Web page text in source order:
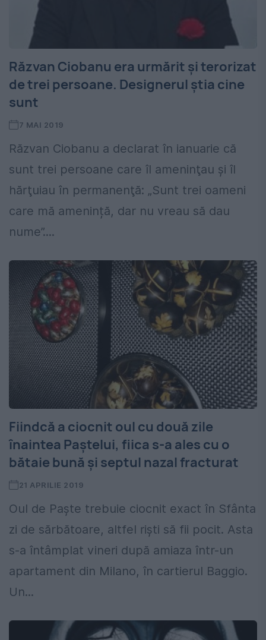
Răzvan Ciobanu era urmărit şi terorizat
de trei persoane. Designerul ştia cine
sunt
7 MAI 2019
Răzvan Ciobanu a declarat în ianuarie că
sunt trei persoane care îl ameninţau şi îl
hărţuiau în permanenţă: „Sunt trei oameni
care mă amenință, dar nu vreau să dau
nume”....
Fiindcă a ciocnit oul cu două zile
înaintea Paştelui, fiica s-a ales cu o
bătaie bună şi septul nazal fracturat
21 APRILIE 2019
Oul de Paşte trebuie ciocnit exact în Sfânta
zi de sărbătoare, altfel rişti să fii pocit. Asta
s-a întâmplat vineri după amiaza într-un
apartament din Milano, în cartierul Baggio.
Un...